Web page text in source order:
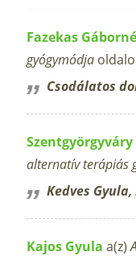
Fazekas Gáborné
gyógymódja
Csodálatos
alternatív terápiás
Kedves
Kajos Gyula a(z)